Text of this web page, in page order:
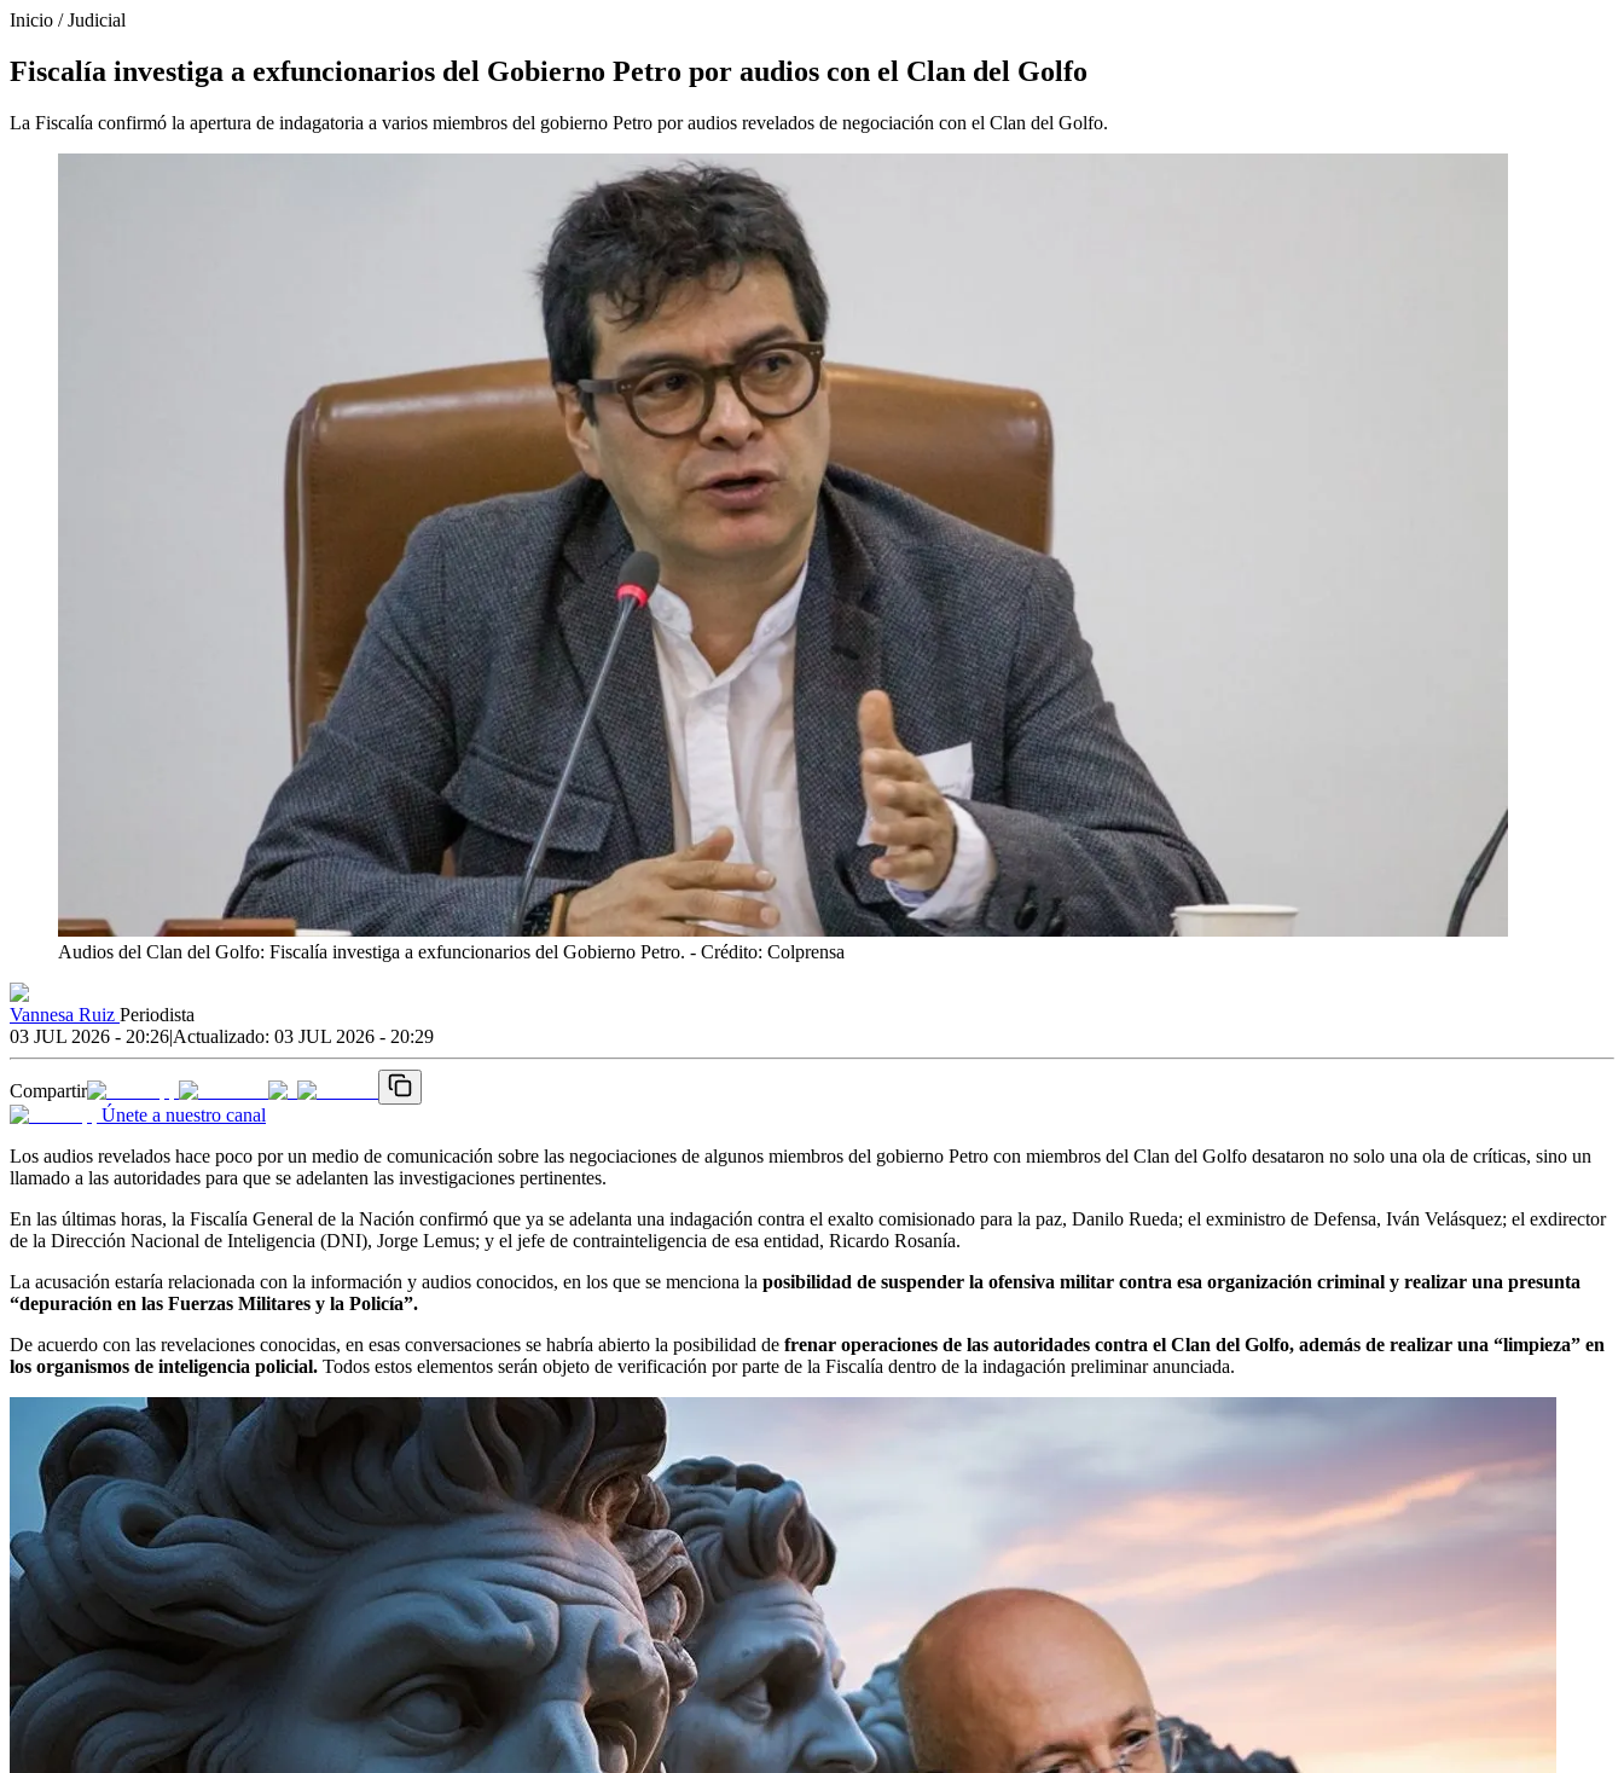
Inicio /Judicial
Fiscalía investiga a exfuncionarios del Gobierno Petro por audios con el Clan del Golfo
La Fiscalía confirmó la apertura de indagatoria a varios miembros del gobierno Petro por audios revelados de negociación con el Clan del Golfo.
Audios del Clan del Golfo: Fiscalía investiga a exfuncionarios del Gobierno Petro. - Crédito: Colprensa
Vannesa Ruiz Periodista
03 JUL 2026 - 20:26|Actualizado: 03 JUL 2026 - 20:29
Compartir
Únete a nuestro canal
Los audios revelados hace poco por un medio de comunicación sobre las negociaciones de algunos miembros del gobierno Petro con miembros del Clan del Golfo desataron no solo una ola de críticas, sino un
llamado a las autoridades para que se adelanten las investigaciones pertinentes.
En las últimas horas, la Fiscalía General de la Nación confirmó que ya se adelanta una indagación contra el exalto comisionado para la paz, Danilo Rueda; el exministro de Defensa, Iván Velásquez; el exdirector
de la Dirección Nacional de Inteligencia (DNI), Jorge Lemus; y el jefe de contrainteligencia de esa entidad, Ricardo Rosanía.
La acusación estaría relacionada con la información y audios conocidos, en los que se menciona la posibilidad de suspender la ofensiva militar contra esa organización criminal y realizar una presunta
“depuración en las Fuerzas Militares y la Policía”.
De acuerdo con las revelaciones conocidas, en esas conversaciones se habría abierto la posibilidad de frenar operaciones de las autoridades contra el Clan del Golfo, además de realizar una “limpieza” en
los organismos de inteligencia policial. Todos estos elementos serán objeto de verificación por parte de la Fiscalía dentro de la indagación preliminar anunciada.